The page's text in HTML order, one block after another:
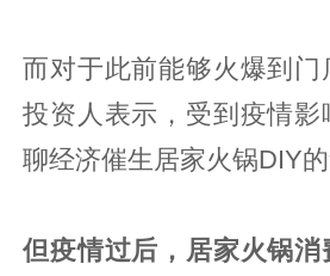
而对于此前能够火爆到门
投资人表示，受到疫情
聊经济催生居家火锅DIY的
但疫情过后，居家火锅